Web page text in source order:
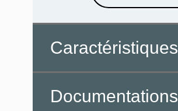
Caractéristiques
Documentations